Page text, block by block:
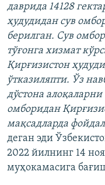
даврида 14128
ҳудудидан сув
берилган. Сув
тўғонга хизмат
Қирғизистон
ўтказиляпти. Ўз
дўстона
омборидан
мақсадларда
деган эди
2022 йилнинг 14
муҳокамасига